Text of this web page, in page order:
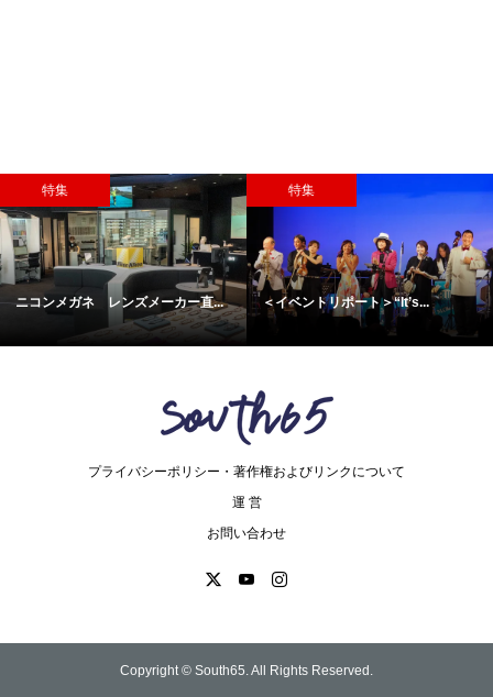
特集
ニコンメガネ レンズメーカー直...
特集
＜イベントリポート＞“It’s...
プライバシーポリシー・著作権およびリンクについて
運 営
お問い合わせ
Copyright © South65. All Rights Reserved.